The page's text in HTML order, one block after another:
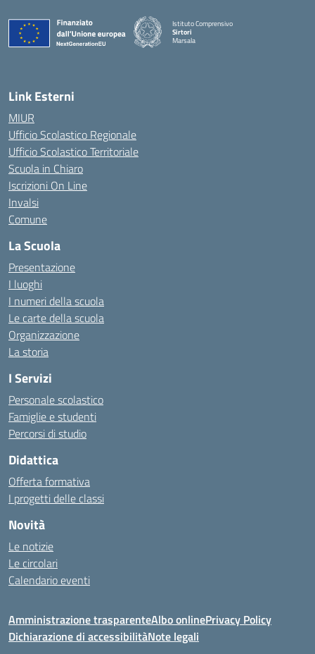
Istituto Comprensivo
Sirtori
Marsala
Link Esterni
MIUR
Ufficio Scolastico Regionale
Ufficio Scolastico Territoriale
Scuola in Chiaro
Iscrizioni On Line
Invalsi
Comune
La Scuola
Presentazione
I luoghi
I numeri della scuola
Le carte della scuola
Organizzazione
La storia
I Servizi
Personale scolastico
Famiglie e studenti
Percorsi di studio
Didattica
Offerta formativa
I progetti delle classi
Novità
Le notizie
Le circolari
Calendario eventi
Amministrazione trasparenteAlbo onlinePrivacy Policy
Dichiarazione di accessibilitàNote legali